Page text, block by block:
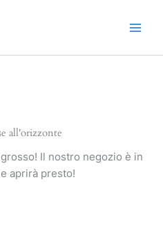
all'orizzonte
Il nostro negozio è in
aprirà presto!